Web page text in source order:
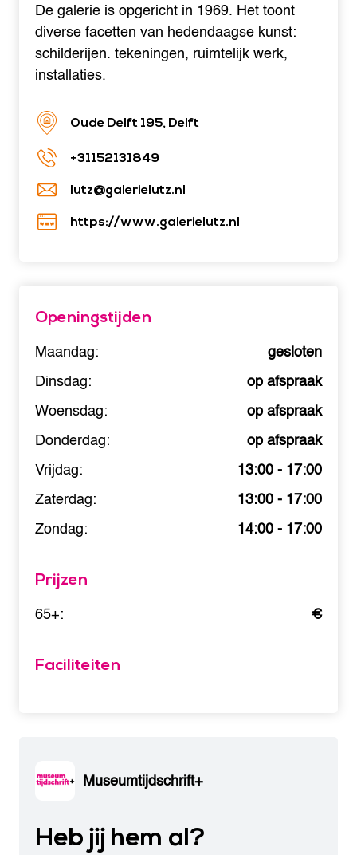
De galerie is opgericht in 1969. Het toont
diverse facetten van hedendaagse kunst:
schilderijen. tekeningen, ruimtelijk werk,
installaties.
Oude Delft 195, Delft
+31152131849
lutz@galerielutz.nl
https://www.galerielutz.nl
Openingstijden
Maandag:
gesloten
Dinsdag:
op afspraak
Woensdag:
op afspraak
Donderdag:
op afspraak
Vrijdag:
13:00 - 17:00
Zaterdag:
13:00 - 17:00
Zondag:
14:00 - 17:00
Prijzen
65+: €
Faciliteiten
Museumtijdschrift+
Heb jij hem al?